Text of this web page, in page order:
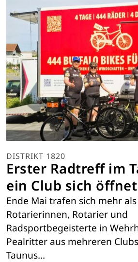
DISTRIKT 1820
Erster Radtreff im
ein Club sich öffnet
Ende Mai trafen sich mehr
Rotarierinnen, Rotarier und
Radsportbegeisterte in
Pealritter aus mehreren
Taunus…